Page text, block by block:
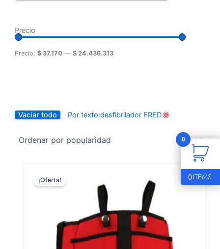
Precio
Precio: $ 37.170 — $ 24.436.313
Vaciar todo Por texto:desfibrilador FRED
¡Oferta!
0
0ITEMS